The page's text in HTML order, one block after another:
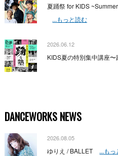
夏踊祭 for KIDS
...もっと読む
2026.06.12
KIDS夏の特別集中講座〜
DANCEWORKS NEWS
2026.08.05
ゆりえ / BALLET ...も